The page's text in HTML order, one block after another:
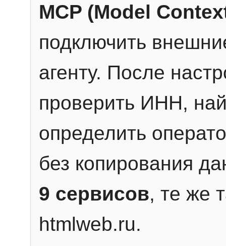
MCP (Model
подключить
агенту. После
проверить ИНН,
определить
без копирования
9 сервисов, те же
htmlweb.ru.